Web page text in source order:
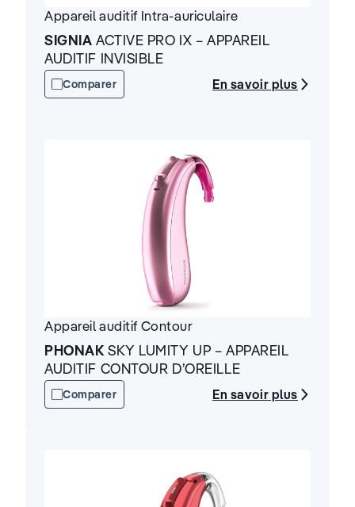
Appareil auditif Intra-auriculaire
SIGNIA ACTIVE PRO IX – APPAREIL
AUDITIF INVISIBLE
Comparer En savoir plus
Appareil auditifContour
PHONAK SKY LUMITY UP – APPAREIL
AUDITIF CONTOUR D’OREILLE
Comparer En savoir plus